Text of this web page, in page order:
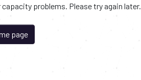
problems. Please try again later.
page